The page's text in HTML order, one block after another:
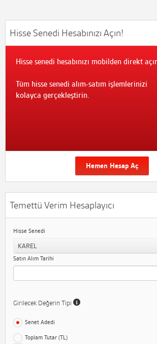
Hisse Senedi Hesabınızı Açın!
Hisse senedi hesabınızı mobilden direkt
Tüm hisse senedi alım-satım işlemlerinizi
kolayca gerçekleştirin.
Hemen Hesap Aç
Temettü Verim Hesaplayıcı
Hisse Senedi
KAREL
Satın Alım Tarihi
Girilecek Değerin Tipi
Senet Adedi
Toplam Tutar (TL)